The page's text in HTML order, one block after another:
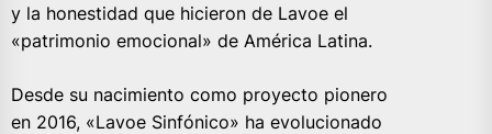
y la honestidad que hicieron de Lavoe el
«patrimonio emocional» de América Latina.
Desde su nacimiento como proyecto pionero
en 2016, «Lavoe Sinfónico» ha evolucionado